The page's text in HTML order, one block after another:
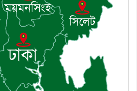
মেঘনায় আইন-শৃঙ্খলা কমিটির
সভা অনুষ্ঠিত
জাতীয় নেতা ড. খন্দকার
মোশাররফ হোসেনের মূল্যায়ন কোথায়
এবং একটি বিশ্লেষণ